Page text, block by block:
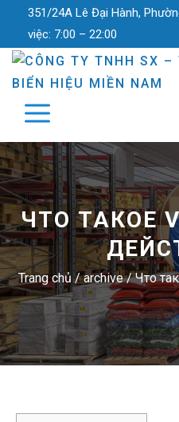
351/24A Lê Đại Hành,
việc: 7:00 – 22:00
ЧТО ТАКОЕ
Trang chủ/archive/Что